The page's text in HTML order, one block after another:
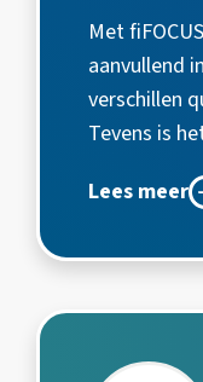
Met
aanvullend
verschillen
Tevens is
Lees meer